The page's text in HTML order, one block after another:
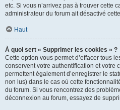
etc. Si vous n’arrivez pas à trouver cette
administrateur du forum ait désactivé
Haut
À quoi sert « Supprimer les cookies » ?
Cette option vous permet d’effacer tous
conservent votre authentification et votre
permettent également d’enregistrer le
non lus) dans le cas où cette
du forum. Si vous rencontrez des
déconnexion au forum, essayez de